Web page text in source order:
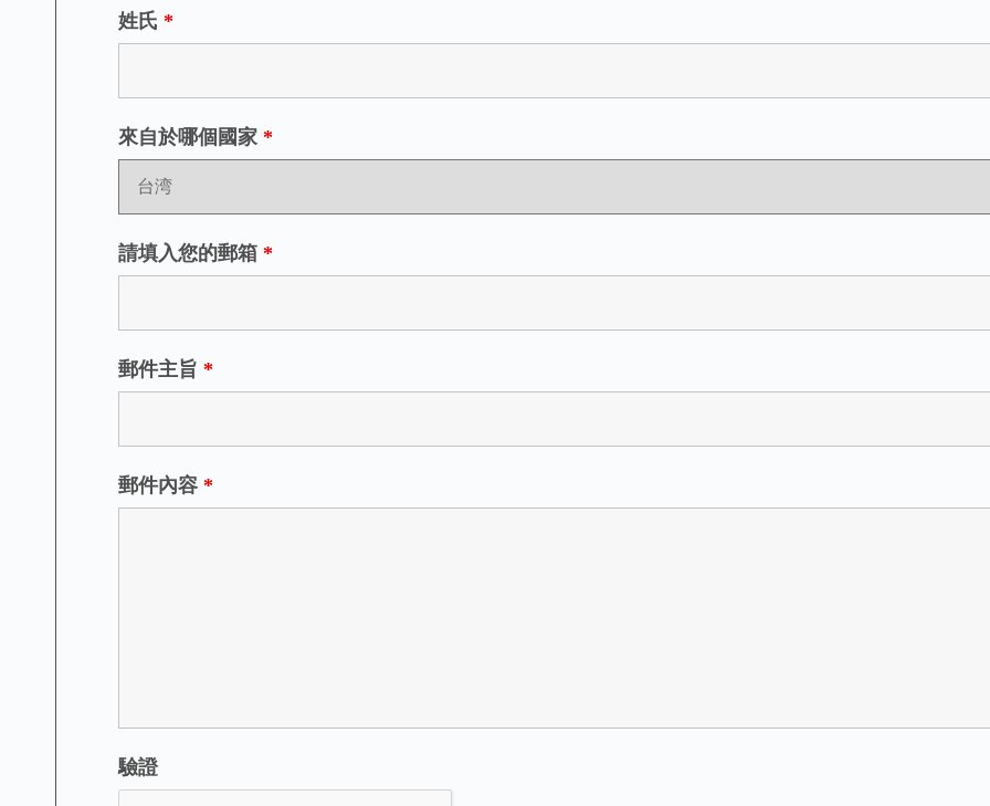
姓氏 *
來自於哪個國家 *
請填入您的郵箱 *
郵件主旨 *
郵件內容 *
驗證